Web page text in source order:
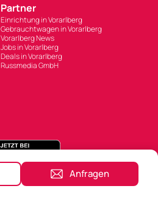
Anfragen
Partner
Einrichtung in Vorarlberg
Gebrauchtwagen in Vorarlberg
Vorarlberg News
Jobs in Vorarlberg
Deals in Vorarlberg
Russmedia GmbH